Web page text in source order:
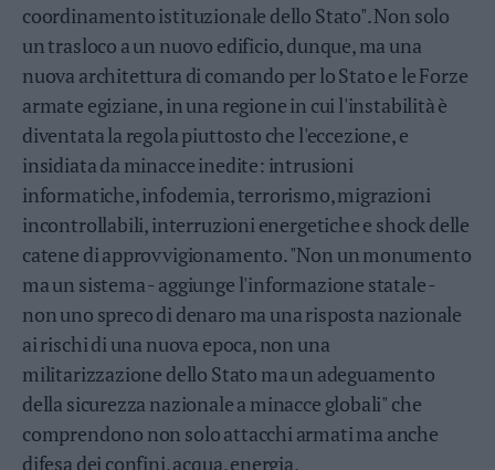
–
Leggi/Abbonati
Newsletter
Casa
Radio
Dolomiti
coordinamento istituzionale dello Stato". Non solo
un trasloco a un nuovo edificio, dunque, ma una
nuova architettura di comando per lo Stato e le Forze
armate egiziane, in una regione in cui l'instabilità è
diventata la regola piuttosto che l'eccezione, e
insidiata da minacce inedite: intrusioni
informatiche, infodemia, terrorismo, migrazioni
incontrollabili, interruzioni energetiche e shock delle
catene di approvvigionamento. "Non un monumento
ma un sistema - aggiunge l'informazione statale -
non uno spreco di denaro ma una risposta nazionale
ai rischi di una nuova epoca, non una
militarizzazione dello Stato ma un adeguamento
della sicurezza nazionale a minacce globali" che
comprendono non solo attacchi armati ma anche
difesa dei confini, acqua, energia,